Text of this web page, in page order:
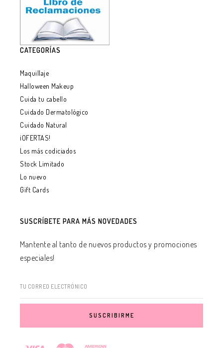
CATEGORÍAS
Maquillaje
Halloween Makeup
Cuida tu cabello
Cuidado Dermatológico
Cuidado Natural
¡OFERTAS!
Los más codiciados
Stock Limitado
Lo nuevo
Gift Cards
SUSCRÍBETE PARA MÁS NOVEDADES
Mantente al tanto de nuevos productos y promociones
especiales!
TU CORREO ELECTRÓNICO